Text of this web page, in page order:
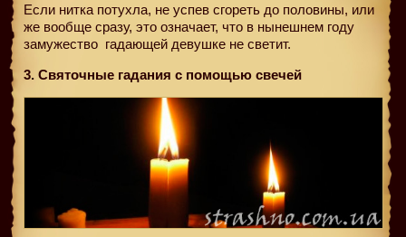
Если нитка потухла, не успев сгореть до половины, или
же вообще сразу, это означает, что в нынешнем году
замужество гадающей девушке не светит.
3. Святочные гадания с помощью свечей